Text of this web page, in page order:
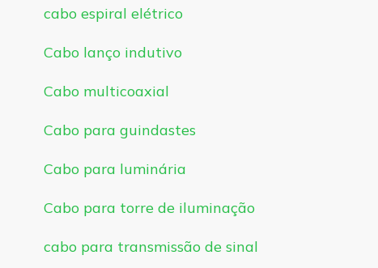
cabo espiral elétrico
Cabo lanço indutivo
Cabo multicoaxial
Cabo para guindastes
Cabo para luminária
Cabo para torre de iluminação
cabo para transmissão de sinal